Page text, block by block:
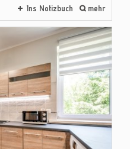
Ins Notizbuch mehr